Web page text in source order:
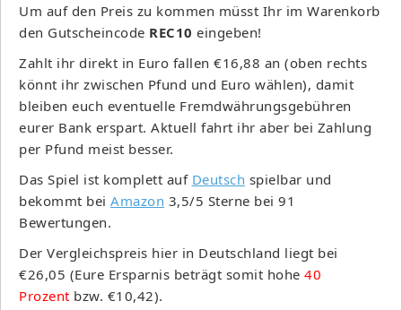
Um auf den Preis zu kommen müsst Ihr im Warenkorb
den Gutscheincode REC10 eingeben!
Zahlt ihr direkt in Euro fallen €16,88 an (oben rechts
könnt ihr zwischen Pfund und Euro wählen), damit
bleiben euch eventuelle Fremdwährungsgebühren
eurer Bank erspart. Aktuell fahrt ihr aber bei Zahlung
per Pfund meist besser.
Das Spiel ist komplett auf Deutsch spielbar und
bekommt bei Amazon 3,5/5 Sterne bei 91
Bewertungen.
Der Vergleichspreis hier in Deutschland liegt bei
€26,05 (Eure Ersparnis beträgt somit hohe 40
Prozent bzw. €10,42).